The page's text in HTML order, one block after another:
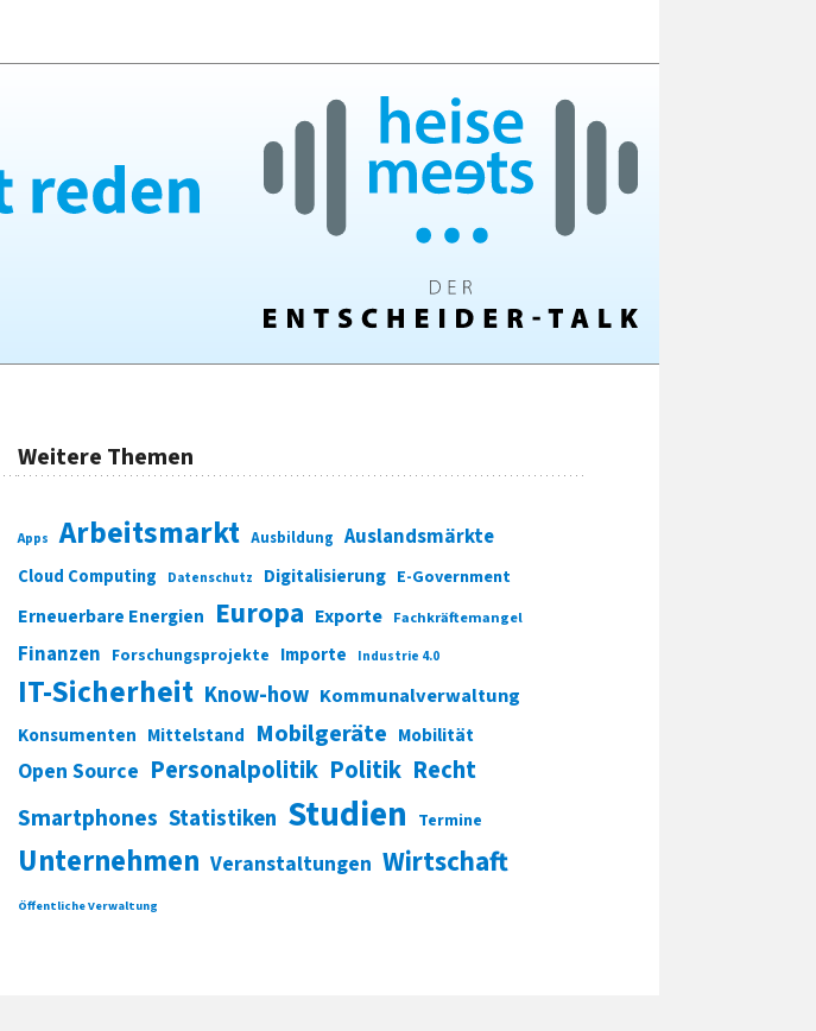
Weitere Themen
Apps Arbeitsmarkt Ausbildung Auslandsmärkte
Cloud Computing Datenschutz Digitalisierung E-Government
Erneuerbare Energien Europa Exporte Fachkräftemangel
Finanzen Forschungsprojekte Importe Industrie 4.0
IT-Sicherheit Know-how Kommunalverwaltung
Konsumenten Mittelstand Mobilgeräte Mobilität
Open Source Personalpolitik Politik Recht
Smartphones Statistiken Studien Termine
Unternehmen Veranstaltungen Wirtschaft
Öffentliche Verwaltung